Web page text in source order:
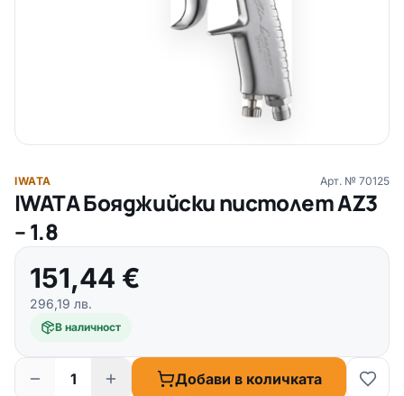
IWATA Арт. № 70125
IWATA Бояджийски пистолет AZ3
– 1.8
151,44 €
296,19 лв.
В наличност
Добави в количката